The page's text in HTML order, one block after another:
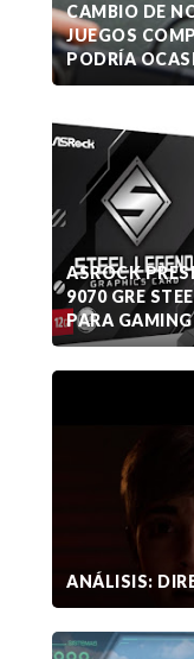
CAMBIO DE
JUEGOS
PODRÍA
ASROCK
9070 GRE
PARA
ANÁLISIS: